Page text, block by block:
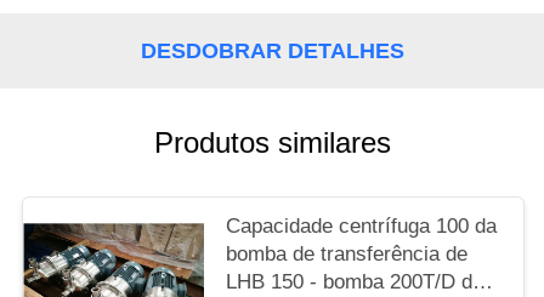
PRIVACYDESDOBRAR DETALHES
Produtos similares
Capacidade centrífuga 100 da
bomba de transferência de
LHB 150 - bomba 200T/D de